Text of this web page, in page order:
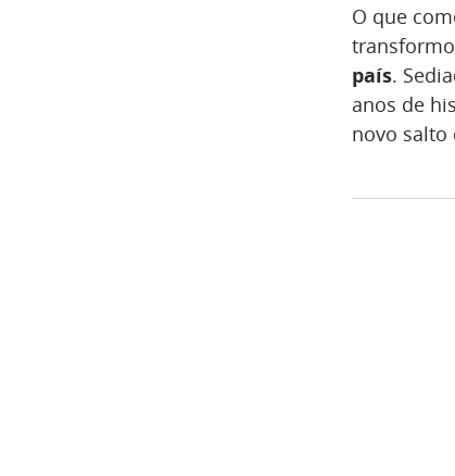
O que
país.
anos de
novo salto